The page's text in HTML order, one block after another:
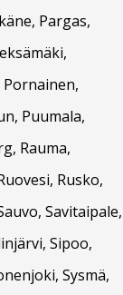
Pargas,
Pornainen,
Puumala,
Rauma,
Rusko,
Savitaipale,
Sipoo,
Sysmä,